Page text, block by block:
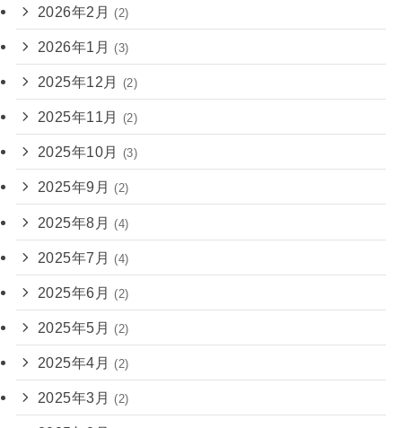
2026年2月 (2)
2026年1月 (3)
2025年12月 (2)
2025年11月 (2)
2025年10月 (3)
2025年9月 (2)
2025年8月 (4)
2025年7月 (4)
2025年6月 (2)
2025年5月 (2)
2025年4月 (2)
2025年3月 (2)